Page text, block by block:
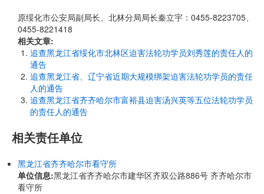
原绥化市公安局副局长、北林分局局长秦立宇：0455-8223705、
0455-8221418
相关文章:
追查黑龙江省绥化市北林区迫害法轮功学员刘秀莲的责任人的
通告
追查黑龙江省、辽宁省近期大规模绑架迫害法轮功学员的责任
人的通告
追查黑龙江省齐齐哈尔市富裕县迫害汤兴英等五位法轮功学员
的责任人的通告
相关责任单位
黑龙江省齐齐哈尔市看守所
单位信息:黑龙江省齐齐哈尔市建华区齐双公路886号 齐齐哈尔市
看守所